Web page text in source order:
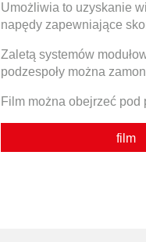
Umożliwia to uzyskanie
napędy zapewniające
Zaletą systemów
podzespoły można
Film można obejrzeć pod
film